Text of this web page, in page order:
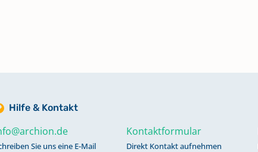
Paul
Hilfe & Kontakt
Sie uns eine E-Mail
Kontaktformular
Direkt Kontakt aufnehmen